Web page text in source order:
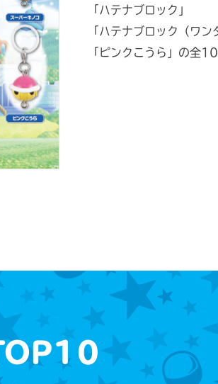
「ハテナブロック」
「ハテナブロック（ワン
「ピンクこうら」の全10